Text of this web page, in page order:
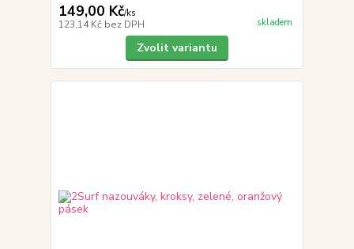
149,00 Kč/ks
123,14 Kč bez DPH skladem
Zvolit variantu